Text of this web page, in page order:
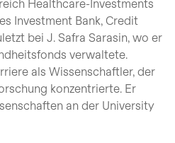
Healthcare-Investments
Investment Bank, Credit
bei J. Safra Sarasin, wo er
verwaltete.
als Wissenschaftler, der
konzentrierte. Er
an der University